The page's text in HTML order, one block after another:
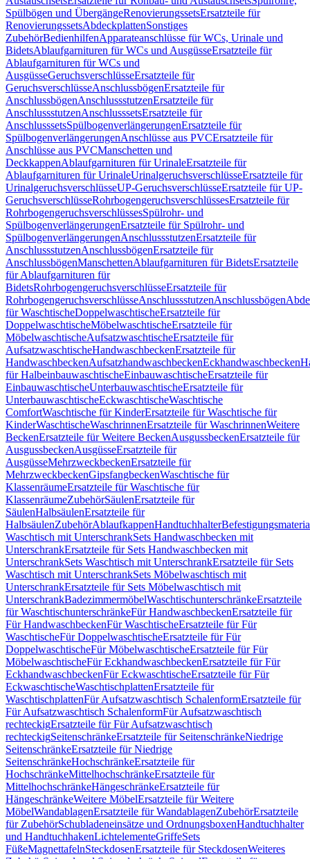
Spülbögen und ÜbergängeRenovierungssetsErsatzteile für
RenovierungssetsAbdeckplattenSonstiges
ZubehörBedienhilfenApparateanschlüsse für WCs, Urinale und
BidetsAblaufgarnituren für WCs und AusgüsseErsatzteile für
Ablaufgarnituren für WCs und
AusgüsseGeruchsverschlüsseErsatzteile für
GeruchsverschlüsseAnschlussbögenErsatzteile für
AnschlussbögenAnschlussstutzenErsatzteile für
AnschlussstutzenAnschlusssetsErsatzteile für
AnschlusssetsSpülbogenverlängerungenErsatzteile für
SpülbogenverlängerungenAnschlüsse aus PVCErsatzteile für
Anschlüsse aus PVCManschetten und
DeckkappenAblaufgarnituren für UrinaleErsatzteile für
Ablaufgarnituren für UrinaleUrinalgeruchsverschlüsseErsatzteile für
UrinalgeruchsverschlüsseUP-GeruchsverschlüsseErsatzteile für UP-
GeruchsverschlüsseRohrbogengeruchsverschlüssesErsatzteile für
RohrbogengeruchsverschlüssesSpülrohr- und
SpülbogenverlängerungenErsatzteile für Spülrohr- und
SpülbogenverlängerungenAnschlussstutzenErsatzteile für
AnschlussstutzenAnschlussbögenErsatzteile für
AnschlussbögenManschettenAblaufgarnituren für BidetsErsatzteile
für Ablaufgarnituren für
BidetsRohrbogengeruchsverschlüsseErsatzteile für
RohrbogengeruchsverschlüsseAnschlussstutzenAnschlussbögen
für WaschtischeDoppelwaschtischeErsatzteile für
DoppelwaschtischeMöbelwaschtischeErsatzteile für
MöbelwaschtischeAufsatzwaschtischeErsatzteile für
AufsatzwaschtischeHandwaschbeckenErsatzteile für
HandwaschbeckenAufsatzhandwaschbeckenEckhandwaschbecken
für HalbeinbauwaschtischeEinbauwaschtischeErsatzteile für
EinbauwaschtischeUnterbauwaschtischeErsatzteile für
UnterbauwaschtischeEckwaschtischeWaschtische
ComfortWaschtische für KinderErsatzteile für Waschtische für
KinderWaschtischeWaschrinnenErsatzteile für WaschrinnenWeitere
BeckenErsatzteile für Weitere BeckenAusgussbeckenErsatzteile für
AusgussbeckenAusgüsseErsatzteile für
AusgüsseMehrzweckbeckenErsatzteile für
MehrzweckbeckenGipsfangbeckenWaschtische für
KlassenräumeErsatzteile für Waschtische für
KlassenräumeZubehörSäulenErsatzteile für
SäulenHalbsäulenErsatzteile für
HalbsäulenZubehörAblaufkappenHandtuchhalter
Waschtisch mit UnterschrankSets Handwaschbecken mit
UnterschrankErsatzteile für Sets Handwaschbecken mit
UnterschrankSets Waschtisch mit UnterschrankErsatzteile für Sets
Waschtisch mit UnterschrankSets Möbelwaschtisch mit
UnterschrankErsatzteile für Sets Möbelwaschtisch mit
UnterschrankBadezimmermöbelWaschtischunterschränkeErsatzteile
für WaschtischunterschränkeFür HandwaschbeckenErsatzteile für
Für HandwaschbeckenFür WaschtischeErsatzteile für Für
WaschtischeFür DoppelwaschtischeErsatzteile für Für
DoppelwaschtischeFür MöbelwaschtischeErsatzteile für Für
MöbelwaschtischeFür EckhandwaschbeckenErsatzteile für Für
EckhandwaschbeckenFür EckwaschtischeErsatzteile für Für
EckwaschtischeWaschtischplattenErsatzteile für
WaschtischplattenFür Aufsatzwaschtisch SchalenformErsatzteile für
Für Aufsatzwaschtisch SchalenformFür Aufsatzwaschtisch
rechteckigErsatzteile für Für Aufsatzwaschtisch
rechteckigSeitenschränkeErsatzteile für SeitenschränkeNiedrige
SeitenschränkeErsatzteile für Niedrige
SeitenschränkeHochschränkeErsatzteile für
HochschränkeMittelhochschränkeErsatzteile für
MittelhochschränkeHängeschränkeErsatzteile für
HängeschränkeWeitere MöbelErsatzteile für Weitere
MöbelWandablagenErsatzteile für WandablagenZubehörErsatzteile
für ZubehörSchubladeneinsätze und OrdnungsboxenHandtuchhalter
und HandtuchhakenLichtelementeGriffeSets
FüßeMagnettafelnSteckdosenErsatzteile für SteckdosenWeiteres